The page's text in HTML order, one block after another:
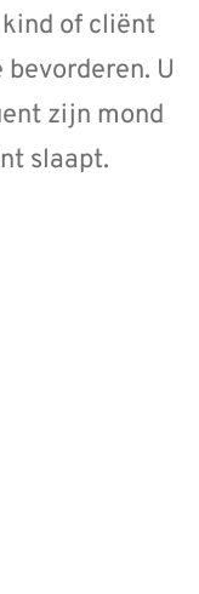
of cliënt
U
zijn mond
slaapt.